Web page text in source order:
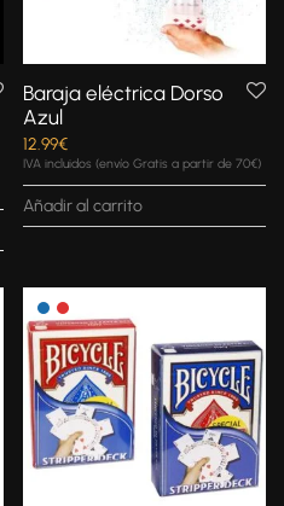
Baraja eléctrica Dorso
Azul
12.99€
IVA incluidos (envío Gratis a partir de 70€)
Añadir al carrito